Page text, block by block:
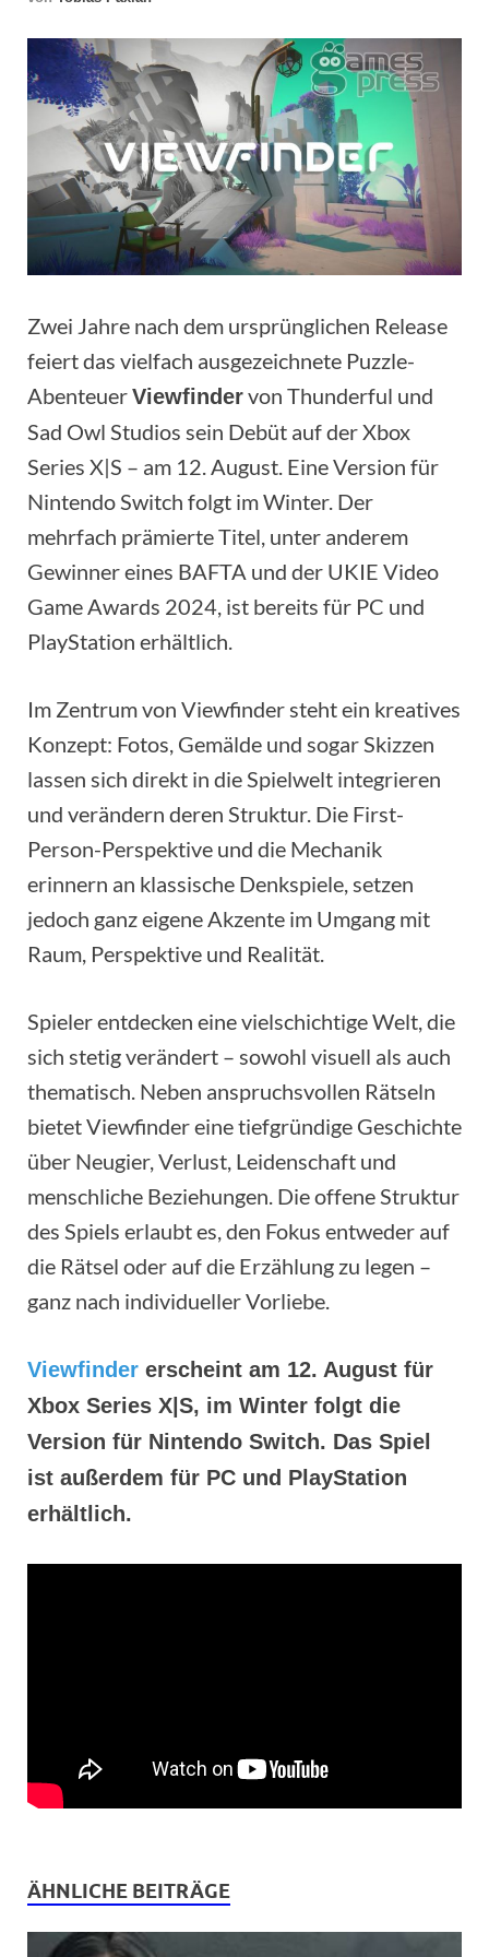
Zwei Jahre nach dem ursprünglichen Release
feiert das vielfach ausgezeichnete Puzzle-
AbenteuerViewfindervon Thunderful und
Sad Owl Studios sein Debüt auf der Xbox
Series X|S – am 12. August. Eine Version für
Nintendo Switch folgt im Winter. Der
mehrfach prämierte Titel, unter anderem
Gewinner eines BAFTA und der UKIE Video
Game Awards 2024, ist bereits für PC und
PlayStation erhältlich.
Im Zentrum von Viewfinder steht ein kreatives
Konzept: Fotos, Gemälde und sogar Skizzen
lassen sich direkt in die Spielwelt integrieren
und verändern deren Struktur. Die First-
Person-Perspektive und die Mechanik
erinnern an klassische Denkspiele, setzen
jedoch ganz eigene Akzente im Umgang mit
Raum, Perspektive und Realität.
Spieler entdecken eine vielschichtige Welt, die
sich stetig verändert – sowohl visuell als auch
thematisch. Neben anspruchsvollen Rätseln
bietet Viewfinder eine tiefgründige Geschichte
über Neugier, Verlust, Leidenschaft und
menschliche Beziehungen. Die offene Struktur
des Spiels erlaubt es, den Fokus entweder auf
die Rätsel oder auf die Erzählung zu legen –
ganz nach individueller Vorliebe.
Viewfinder erscheint am 12. August für
Xbox Series X|S, im Winter folgt die
Version für Nintendo Switch. Das Spiel
ist außerdem für PC und PlayStation
erhältlich.
ÄHNLICHE BEITRÄGE